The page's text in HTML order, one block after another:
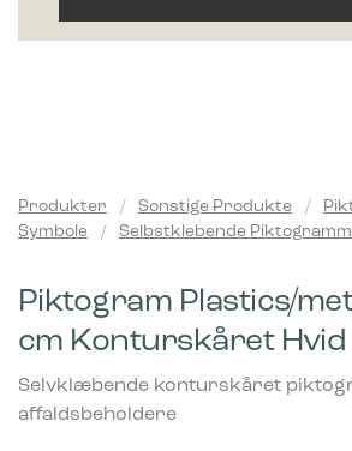
Produkter / Sonstige Produkte /
Symbole
/ Selbstklebende
Piktogram Plastics/
cm Konturskåret Hvid
Selvklæbende konturskåret
affaldsbeholdere